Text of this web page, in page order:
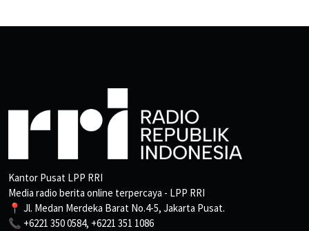
Kantor Pusat LPP RRI
Media radio berita online terpercaya - LPP RRI
📍 Jl. Medan Merdeka Barat No.4-5, Jakarta Pusat.
📞 +6221 350 0584, +6221 351 1086